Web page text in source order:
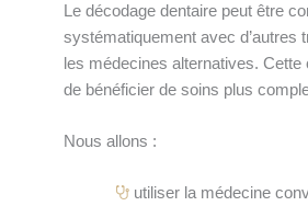
Le décodage dentaire peut être
systématiquement avec d’autres
les médecines alternatives.
de bénéficier de soins plus
Nous allons :
utiliser la médecine